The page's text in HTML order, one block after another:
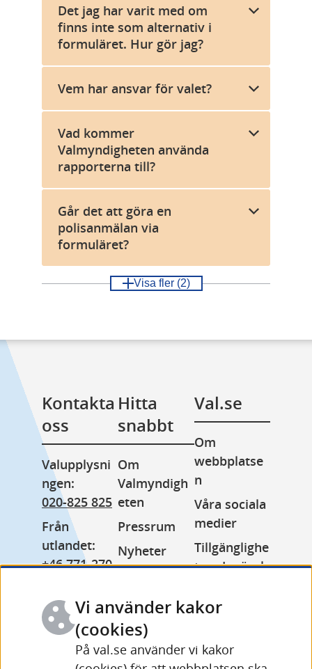
Det jag har varit med om
finns inte som alternativ i
formuläret. Hur gör jag?
Vem har ansvar för valet?
Vad kommer
Valmyndigheten använda
rapporterna till?
Går det att göra en
polisanmälan via
formuläret?
Visa fler(2)
Kontakta
oss
Valupplysni
ngen:
020-825 825
Från
utlandet:
+46 771-270
Växel:
010-575 70
Hitta
snabbt
Om
Valmyndigh
eten
Pressrum
Nyheter
Minoritetss
pråk
Other
languages
Val.se
Om
webbplatse
n
Våra sociala
medier
Tillgänglighe
tsredogörels
Kakor
Behandling
Vi använder kakor
(cookies)
På val.se använder vi kakor